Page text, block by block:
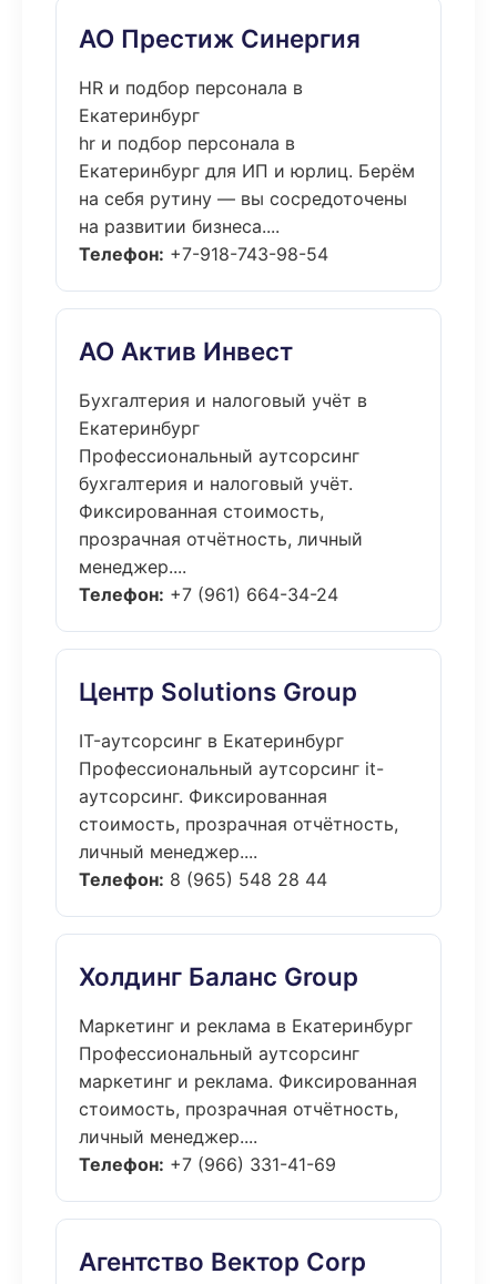
АО Престиж Синергия
HR и подбор персонала в
Екатеринбург
hr и подбор персонала в
Екатеринбург для ИП и юрлиц. Берём
на себя рутину — вы сосредоточены
на развитии бизнеса....
Телефон: +7-918-743-98-54
АО Актив Инвест
Бухгалтерия и налоговый учёт в
Екатеринбург
Профессиональный аутсорсинг
бухгалтерия и налоговый учёт.
Фиксированная стоимость,
прозрачная отчётность, личный
менеджер....
Телефон: +7 (961) 664-34-24
Центр Solutions Group
IT-аутсорсинг в Екатеринбург
Профессиональный аутсорсинг it-
аутсорсинг. Фиксированная
стоимость, прозрачная отчётность,
личный менеджер....
Телефон: 8 (965) 548 28 44
Холдинг Баланс Group
Маркетинг и реклама в Екатеринбург
Профессиональный аутсорсинг
маркетинг и реклама. Фиксированная
стоимость, прозрачная отчётность,
личный менеджер....
Телефон: +7 (966) 331-41-69
Агентство Вектор Corp